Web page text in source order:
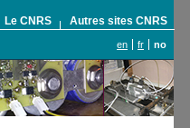
Le CNRS Autres sites CNRS
en fr no